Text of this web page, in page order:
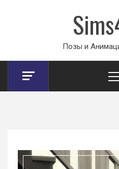
Позы и